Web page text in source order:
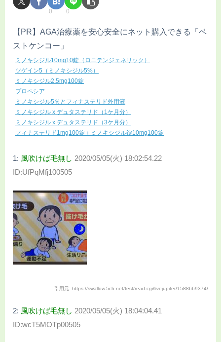
0 0
【PR】AGA治療薬を安心安全にネット購入できる「ベ
ストケンコー」
ミノキシジル10mg10錠（ロニテンジェネリック）
ツゲイン5（ミノキシジル5%）
ミノキシジル2.5mg100錠
プロペシア
ミノキシジル5％とフィナステリド外用液
ミノキシジル x デュタステリド（1ケ月分）
ミノキシジル x デュタステリド（3ケ月分）
フィナステリド1mg100錠＋ミノキシジル錠10mg100錠
1: 風吹けば毛無し 2020/05/05(火) 18:02:54.22
ID:UfPqMfj100505
引用元: https://swallow.5ch.net/test/read.cgi/livejupiter/1588669374/
2: 風吹けば毛無し 2020/05/05(火) 18:04:04.41
ID:wcT5MOTp00505